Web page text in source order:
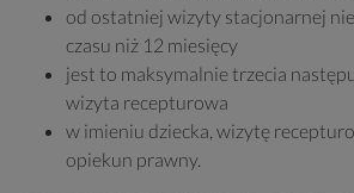
od ostatniej wizyty stacjonarnej
czasu niż 12 miesięcy
jest to maksymalnie trzecia
wizyta recepturowa
w imieniu dziecka, wizytę
opiekun prawny.